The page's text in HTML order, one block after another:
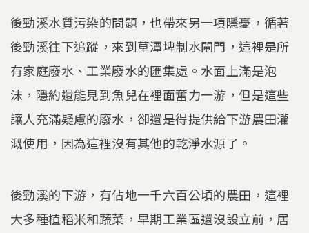
後勁溪水質污染的問題，也帶來另一項隱憂，循著
後勁溪往下追蹤，來到草潭埤制水閘門，這裡是所
有家庭廢水、工業廢水的匯集處。水面上滿是泡
沫，隱約還能見到魚兒在裡面奮力一游，但是這些
讓人充滿疑慮的廢水，卻還是得提供給下游農田灌
溉使用，因為這裡沒有其他的乾淨水源了。
後勁溪的下游，有佔地一千六百公頃的農田，這裡
大多種植稻米和蔬菜，早期工業區還沒設立前，居